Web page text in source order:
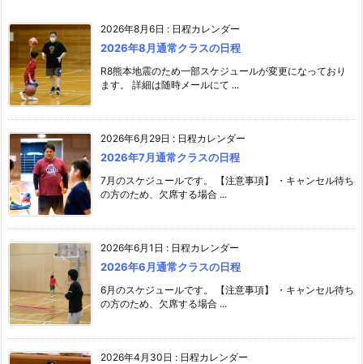
2026年8月6日 : 日程カレンダー
2026年8月通常クラスの日程
R8熊本地震のため一部スケジュールが変更になっており
ます。 詳細は随時メールにて ...
2026年6月29日 : 日程カレンダー
2026年7月通常クラスの日程
7月のスケジュールです。 【注意事項】 ・キャンセル待ち
の方のため、欠席する場合 ...
2026年6月1日 : 日程カレンダー
2026年6月通常クラスの日程
6月のスケジュールです。 【注意事項】 ・キャンセル待ち
の方のため、欠席する場合 ...
2026年4月30日 : 日程カレンダー